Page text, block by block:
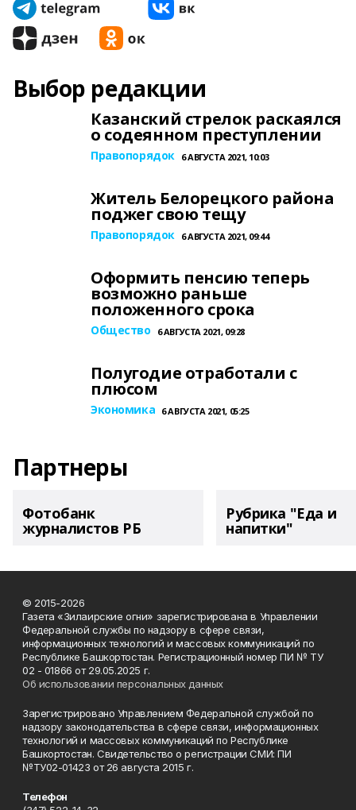
Выбор редакции
Казанский стрелок раскаялся
о содеянном преступлении
Правопорядок 6 АВГУСТА 2021, 10:03
Житель Белорецкого района
поджег свою тещу
Правопорядок 6 АВГУСТА 2021, 09:44
Оформить пенсию теперь
возможно раньше
положенного срока
Общество 6 АВГУСТА 2021, 09:28
Полугодие отработали с
плюсом
Экономика 6 АВГУСТА 2021, 05:25
Партнеры
Фотобанк
журналистов РБ
Рубрика "Еда и
напитки"
© 2015-2026
Газета «Зилаирские огни» зарегистрирована в Управлении
Федеральной службы по надзору в сфере связи,
информационных технологий и массовых коммуникаций по
Республике Башкортостан. Регистрационный номер ПИ № ТУ
02 - 01866 от 29.05.2025 г.
Об использовании персональных данных
Зарегистрировано Управлением Федеральной службой по
надзору законодательства в сфере связи, информационных
технологий и массовых коммуникаций по Республике
Башкортостан. Свидетельство о регистрации СМИ: ПИ
№ТУ02-01423 от 26 августа 2015 г.
Телефон